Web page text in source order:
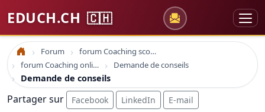
EDUCH.CH 🇨🇭
Accueil Forum
forum Coaching scolaire
forum Coaching online formation professionelle emploi education
Demande de conseils
Demande de conseils
Partager sur Facebook LinkedIn E-mail